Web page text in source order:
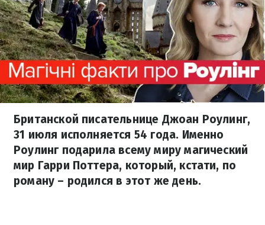
Британской писательнице Джоан Роулинг,
31 июля исполняется 54 года. Именно
Роулинг подарила всему миру магический
мир Гарри Поттера, который, кстати, по
роману – родился в этот же день.